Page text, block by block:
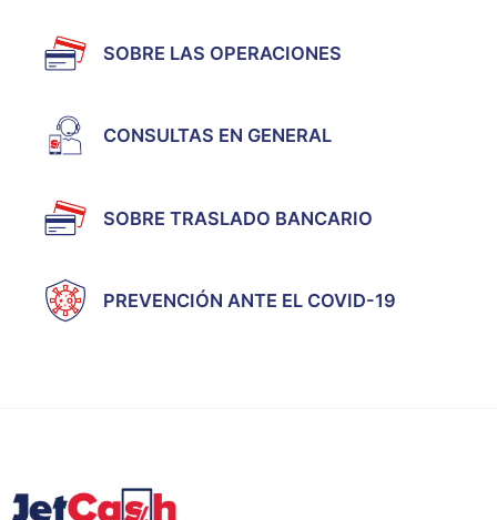
SOBRE LAS OPERACIONES
CONSULTAS EN GENERAL
SOBRE TRASLADO BANCARIO
PREVENCIÓN ANTE EL COVID-19